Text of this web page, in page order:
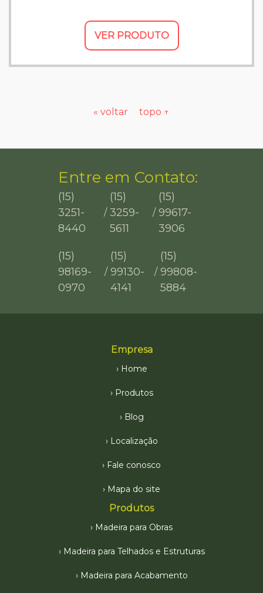
VER PRODUTO
« voltar topo ↑
Entre em Contato:
(15)
3251-
8440
/
(15)
3259-
5611
/
(15)
99617-
3906
(15)
98169-
0970
/
(15)
99130-
4141
/
(15)
99808-
5884
Empresa
Home
Produtos
Blog
Localização
Fale conosco
Mapa do site
Produtos
Madeira para Obras
Madeira para Telhados e Estruturas
Madeira para Acabamento